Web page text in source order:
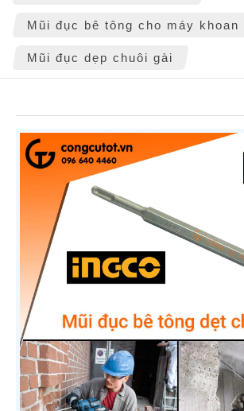
Mũi đục bê tông cho máy khoan
Mũi đục dẹp chuôi gài